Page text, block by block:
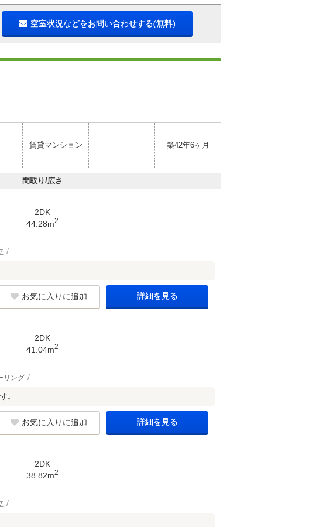
空室状況などをお問い合わせする(無料)
賃貸マンション 築42年6ヶ月
間取り/広さ
2DK
44.28m2
お気に入りに追加 詳細を見る
2DK
41.04m2
リング
。
お気に入りに追加 詳細を見る
2DK
38.82m2